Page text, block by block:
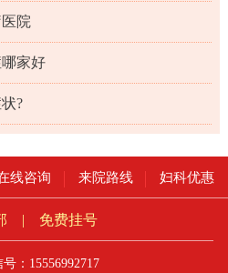
院
家好
?
线咨询 来院路线 妇科优惠
| 免费挂号
：15556992717